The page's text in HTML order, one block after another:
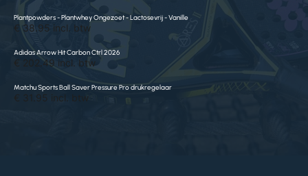
Plantpowders - Plantwhey Ongezoet - Lactosevrij - Vanille
€ 38.95 incl. btw
Adidas Arrow Hit Carbon Ctrl 2026
€ 202.49 incl. btw
Matchu Sports Ball Saver Pressure Pro drukregelaar
€ 31.95 incl. btw